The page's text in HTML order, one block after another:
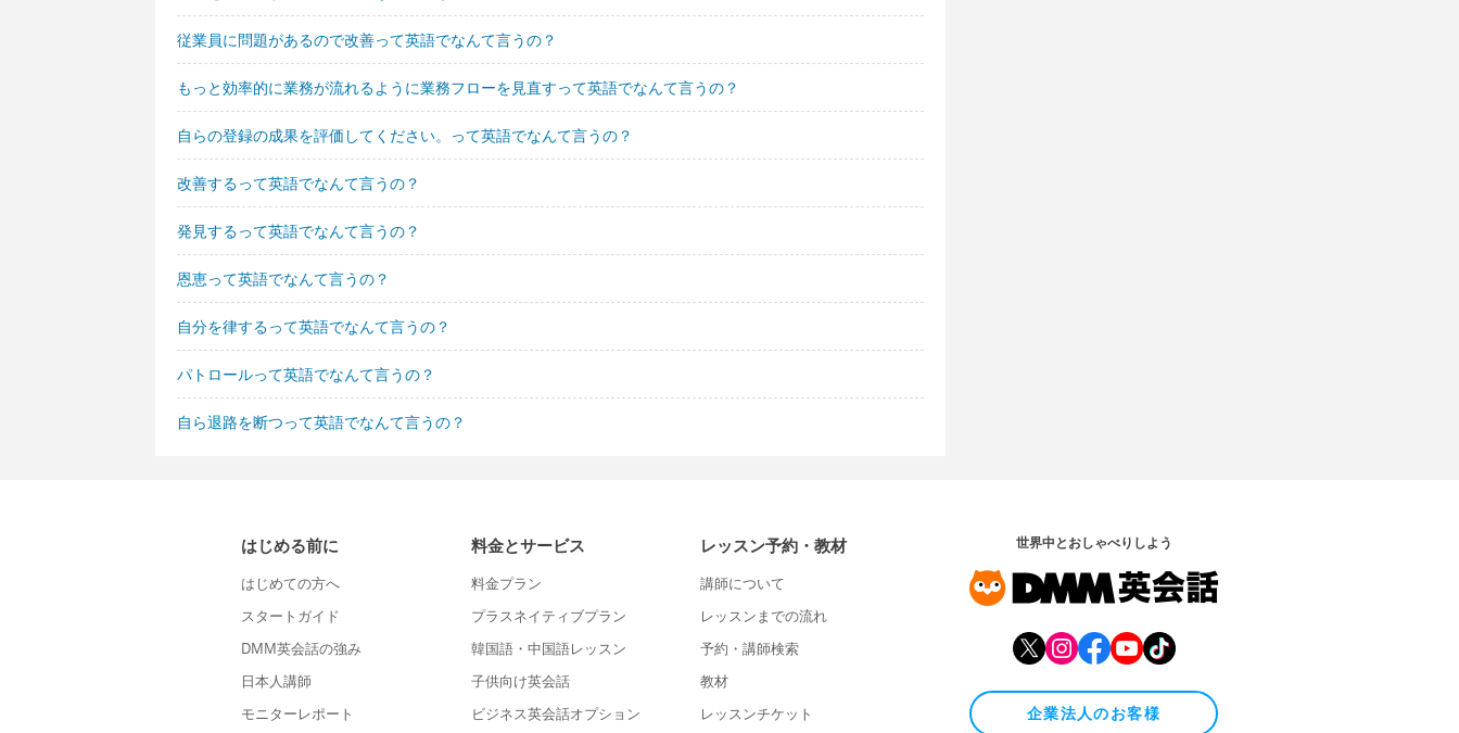
従業員に問題があるので改善って英語でなんて言うの？
もっと効率的に業務が流れるように業務フローを見直すって英語でなんて言うの？
自らの登録の成果を評価してください。って英語でなんて言うの？
改善するって英語でなんて言うの？
発見するって英語でなんて言うの？
恩恵って英語でなんて言うの？
自分を律するって英語でなんて言うの？
パトロールって英語でなんて言うの？
自ら退路を断つって英語でなんて言うの？
はじめる前に
はじめての方へ
スタートガイド
DMM英会話の強み
日本人講師
モニターレポート
料金とサービス
料金プラン
プラスネイティブプラン
韓国語・中国語レッスン
子供向け英会話
ビジネス英会話オプション
レッスン予約・教材
講師について
レッスンまでの流れ
予約・講師検索
教材
レッスンチケット
世界中とおしゃべりしよう
企業法人のお客様